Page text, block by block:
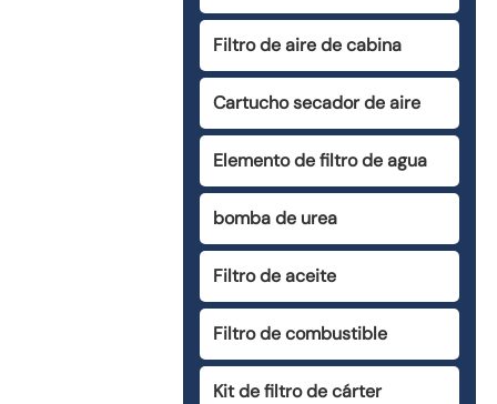
Filtro de aire de cabina
Cartucho secador de aire
Elemento de filtro de agua
bomba de urea
Filtro de aceite
Filtro de combustible
Kit de filtro de cárter